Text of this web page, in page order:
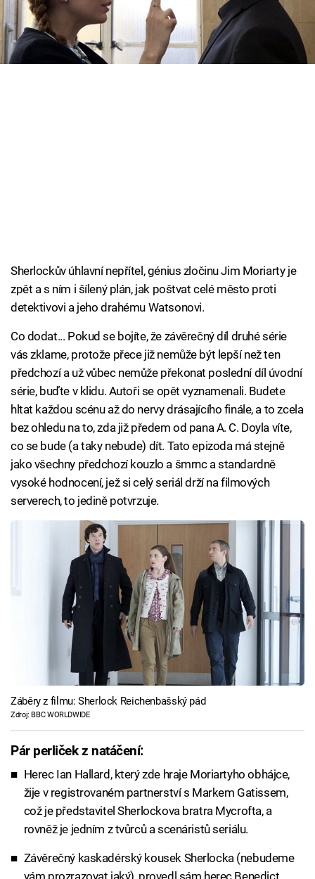
Cool Esport
Pořady
Prima MAX!
Sherlockův úhlavní nepřítel, génius zločinu Jim Moriarty je
zpět a s ním i šílený plán, jak poštvat celé město proti
detektivovi a jeho drahému Watsonovi.
Co dodat... Pokud se bojíte, že závěrečný díl druhé série
vás zklame, protože přece již nemůže být lepší než ten
předchozí a už vůbec nemůže překonat poslední díl úvodní
série, buďte v klidu. Autoři se opět vyznamenali. Budete
hltat každou scénu až do nervy drásajícího finále, a to zcela
bez ohledu na to, zda již předem od pana A. C. Doyla víte,
co se bude (a taky nebude) dít. Tato epizoda má stejně
jako všechny předchozí kouzlo a šmrnc a standardně
vysoké hodnocení, jež si celý seriál drží na filmových
serverech, to jedině potvrzuje.
Záběry z filmu: Sherlock Reichenbašský pád
Zdroj: BBC WORLDWIDE
Pár perliček z natáčení:
Herec Ian Hallard, který zde hraje Moriartyho obhájce,
žije v registrovaném partnerství s Markem Gatissem,
což je představitel Sherlockova bratra Mycrofta, a
rovněž je jedním z tvůrců a scenáristů seriálu.
Závěrečný kaskadérský kousek Sherlocka (nebudeme